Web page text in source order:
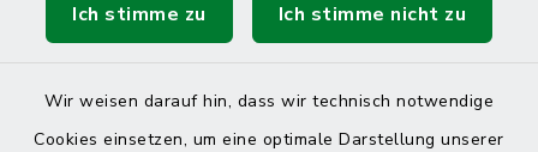
Ich stimme zu Ich stimme nicht zu
Wir weisen darauf hin, dass wir technisch notwendige
Cookies einsetzen, um eine optimale Darstellung unserer